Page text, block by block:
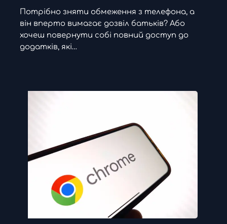
Потрібно зняти обмеження з телефона, а
він вперто вимагає дозвіл батьків? Або
хочеш повернути собі повний доступ до
додатків, які…